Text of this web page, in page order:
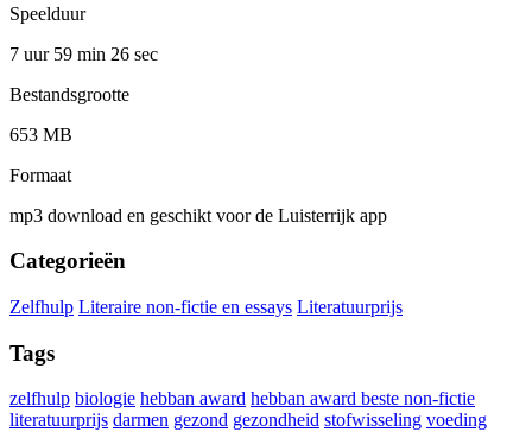
Speelduur
7 uur 59 min 26 sec
Bestandsgrootte
653 MB
Formaat
mp3 download en geschikt voor de Luisterrijk app
Categorieën
Zelfhulp Literaire non-fictie en essays Literatuurprijs
Tags
zelfhulp biologie hebban award hebban award beste non-fictie
literatuurprijs darmen gezond gezondheid stofwisseling voeding